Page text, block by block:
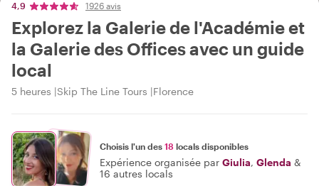
4,9 1926 avis
Explorez la Galerie de l'Académie et
la Galerie des Offices avec un guide
local
5 heures Skip The Line Tours Florence
Choisis l'un des 18 locals disponibles
Expérience organisée par Giulia, Glenda &
16 autres locals